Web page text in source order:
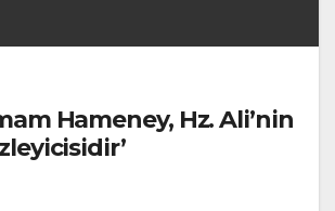
Hameney, Hz. Ali’nin